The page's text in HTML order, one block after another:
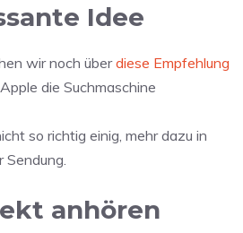
Idee
wir noch überdiese Empfehlung
die Suchmaschine
so richtig einig, mehr dazu in
anhören